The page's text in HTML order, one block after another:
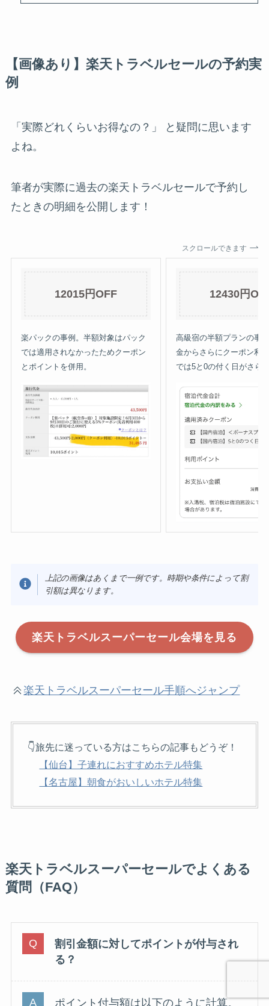
【画像あり】楽天トラベルセールの予約実
例
「実際どれくらいお得なの？」 と疑問に思います
よね。
筆者が実際に過去の楽天トラベルセールで予約し
たときの明細を公開します！
スクロールできます
12015円OFF
楽パックの事例。半額対象はパック
では適用されなかったためクーポン
とポイントを併用。
12430円
高級宿の半額プランの事
金からさらにクーポン利
では5と0の付く日がさら
上記の画像はあくまで一例です。時期や条件によって割
引額は異なります。
楽天トラベルスーパーセール会場を見る
楽天トラベルスーパーセール手順へジャンプ
👇旅先に迷っている方はこちらの記事もどうぞ！
【仙台】子連れにおすすめホテル特集
【名古屋】朝食がおいしいホテル特集
楽天トラベルスーパーセールでよくある
質問（FAQ）
割引金額に対してポイントが付与され
る？
ポイント付与額は以下のように計算。